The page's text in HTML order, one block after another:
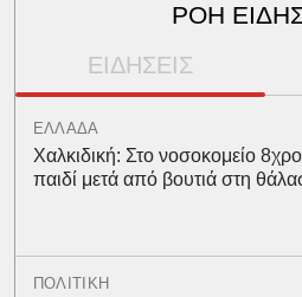
ΡΟΗ
ΕΙΔΗΣΕΙΣ
ΕΛΛΑΔΑ
Χαλκιδική: Στο νοσοκομείο
παιδί μετά από βουτιά στη
ΠΟΛΙΤΙΚΗ